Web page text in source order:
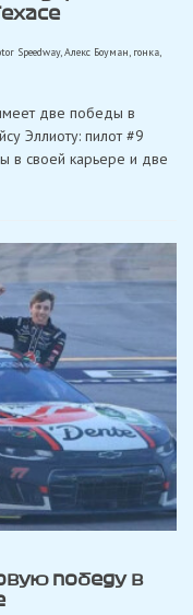
Speedway,Алекс Боуман, гонка
две победы в
Эллиоту: пилот #9
в своей карьере и две
победу в